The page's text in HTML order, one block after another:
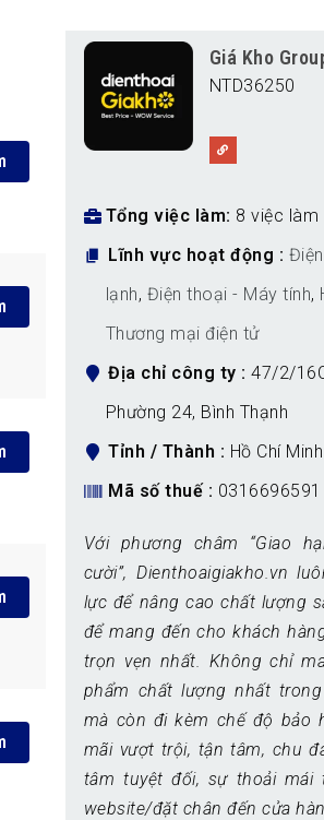
Giá Kho
NTD36250
Tổng việc làm 8 việc làm
Lĩnh vực hoạt động
lạnh, Điện thoại - Máy tính,
Thương mại điện tử
Địa chỉ công ty
47/2/
Phường 24, Bình Thạnh
Tỉnh / Thành
Hồ Chí Minh
Mã số thuế
0316696591
Với phương châm “Giao
cười”, Dienthoaigiakho.vn
lực để nâng cao chất lượng
để mang đến cho khách
trọn vẹn nhất. Không chỉ
phẩm chất lượng nhất
mà còn đi kèm chế độ bảo
mãi vượt trội, tận tâm, chu
tâm tuyệt đối, sự thoải mái
website/đặt chân đến cửa